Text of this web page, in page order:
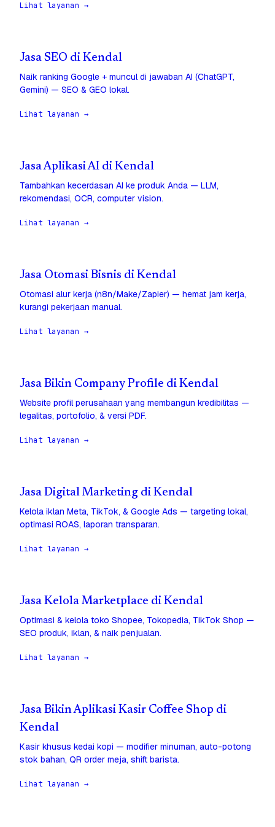
Lihat layanan →
Jasa SEO di Kendal
Naik ranking Google + muncul di jawaban AI (ChatGPT,
Gemini) — SEO & GEO lokal.
Lihat layanan →
Jasa Aplikasi AI di Kendal
Tambahkan kecerdasan AI ke produk Anda — LLM,
rekomendasi, OCR, computer vision.
Lihat layanan →
Jasa Otomasi Bisnis di Kendal
Otomasi alur kerja (n8n/Make/Zapier) — hemat jam kerja,
kurangi pekerjaan manual.
Lihat layanan →
Jasa Bikin Company Profile di Kendal
Website profil perusahaan yang membangun kredibilitas —
legalitas, portofolio, & versi PDF.
Lihat layanan →
Jasa Digital Marketing di Kendal
Kelola iklan Meta, TikTok, & Google Ads — targeting lokal,
optimasi ROAS, laporan transparan.
Lihat layanan →
Jasa Kelola Marketplace di Kendal
Optimasi & kelola toko Shopee, Tokopedia, TikTok Shop —
SEO produk, iklan, & naik penjualan.
Lihat layanan →
Jasa Bikin Aplikasi Kasir Coffee Shop di
Kendal
Kasir khusus kedai kopi — modifier minuman, auto-potong
stok bahan, QR order meja, shift barista.
Lihat layanan →